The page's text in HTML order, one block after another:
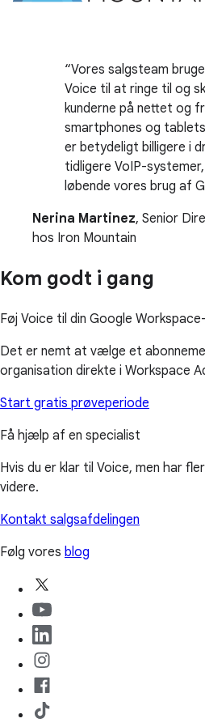
Vores salgsteam
Voice til at ringe til og
kunderne på nettet og
smartphones og
er betydeligt billigere i
tidligere VoIP-
løbende vores brug af
Nerina Martinez, Senior
hos Iron Mountain
Kom godt i gang
Føj Voice til din Google
Det er nemt at vælge et
organisation direkte i Workspace
Start gratis prøveperiode
Få hjælp af en specialist
Hvis du er klar til Voice, men har
videre.
Kontakt salgsafdelingen
Følg vores blog